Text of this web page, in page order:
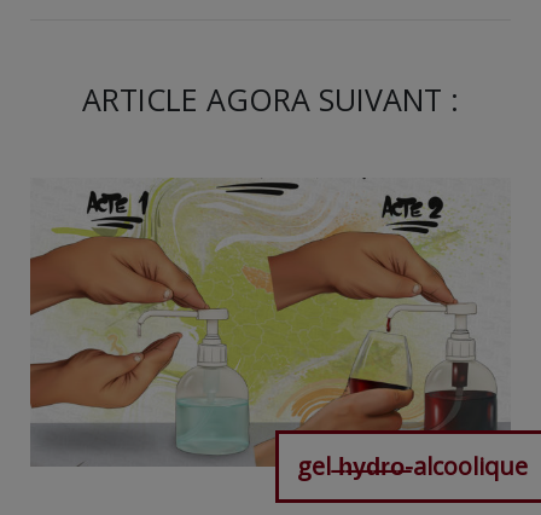
ARTICLE AGORA SUIVANT :
gel ̶h̶y̶d̶r̶o̶-alcoolique